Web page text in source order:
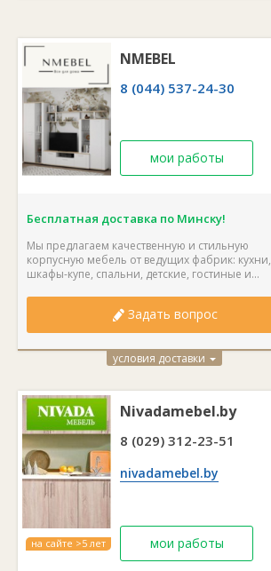
NMEBEL
8 (044) 537-24-30
мои работы
Бесплатная доставка по Минску!
Мы предлагаем качественную и стильную
корпусную мебель от ведущих фабрик: кухни,
шкафы-купе, спальни, детские, гостиные и...
Задать вопрос
условия доставки
на сайте >5 лет
Nivadamebel.by
8 (029) 312-23-51
nivadamebel.by
мои работы